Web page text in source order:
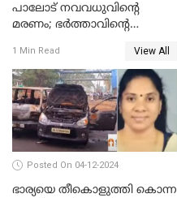
പാലോട് നവവധുവിന്റെ
മരണം; ഭര്‍ത്താവിന്റെ
1 Min Read View All
Posted On 04-12-2024
ഭാര്യയെ തീകൊളുത്തി കൊന്ന